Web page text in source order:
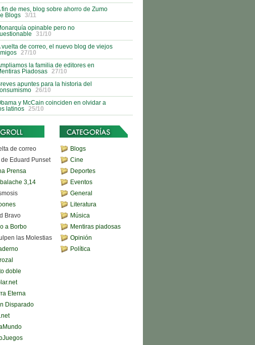
fin de mes, blog sobre ahorro de Zumo
Blogs
3/11
opinable pero no
31/10
vuelta de correo, el nuevo blog de viejos
27/10
la familia de editores en
Piadosas
27/10
apuntes para la historia del
26/10
y McCain coinciden en olvidar a
latinos
25/10
de correo
de Eduard Punset
Prensa
3,14
Bravo
a Borbo
las Molestias
doble
Eterna
Disparado
Blogs
Cine
Deportes
Eventos
General
Literatura
Música
Mentiras piadosas
Opinión
Política